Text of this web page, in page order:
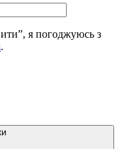
я погоджуюсь з
.